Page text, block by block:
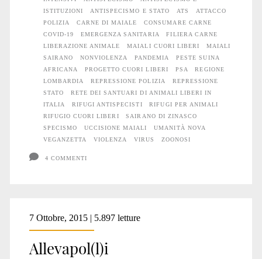
ISTITUZIONI
ANTISPECISMO E STATO ATS
ATTACCO
POLIZIA
CARNE DI MAIALE
CONSUMARE CARNE
COVID-19
EMERGENZA SANITARIA
FILIERA CARNE
LIBERAZIONE ANIMALE
MAIALI CUORI LIBERI
MAIALI
SAIRANO
NONVIOLENZA PANDEMIA
PESTE SUINA
AFRICANA
PROGETTO CUORI LIBERI PSA
REGIONE
LOMBARDIA
REPRESSIONE POLIZIA
REPRESSIONE
STATO
RETE DEI SANTUARI DI ANIMALI LIBERI IN
ITALIA
RIFUGI ANTISPECISTI
RIFUGI PER ANIMALI
RIFUGIO CUORI LIBERI
SAIRANO DI ZINASCO
SPECISMO
UCCISIONE MAIALI
UMANITÀ NOVA
VEGANZETTA
VIOLENZA VIRUS ZOONOSI
4 COMMENTI
7 Ottobre, 2015 | 5.897 letture
Allevapol(l)i